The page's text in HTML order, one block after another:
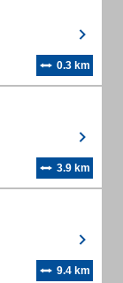
0.3 km
3.9 km
9.4 km